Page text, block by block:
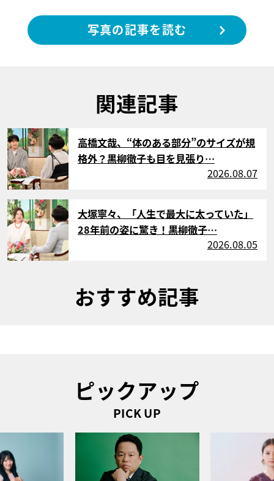
写真の記事を読む
関連記事
サムネイル
高橋文哉、“体のある部分”のサイズが規
格外？黒柳徹子も目を見張り…
2026.08.07
サムネイル
大塚寧々、「人生で最大に太っていた」
28年前の姿に驚き！黒柳徹子…
2026.08.05
おすすめ記事
ピックアップ
PICK UP